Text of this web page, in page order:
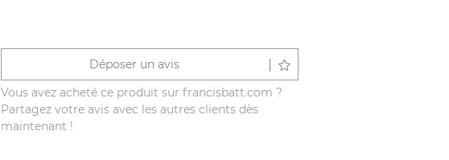
Déposer un avis
Vous avez acheté ce produit sur francisbatt.com ?
Partagez votre avis avec les autres clients dès
maintenant !